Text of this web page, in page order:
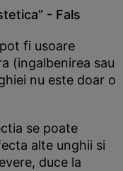
- Fals
fi usoare
(ingalbenirea sau
nu este doar o
se poate
alte unghii si
duce la